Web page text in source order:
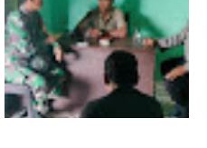
Kodim 0118 Tancap Gas
Rampungkan Finishing
Jembatan Garuda